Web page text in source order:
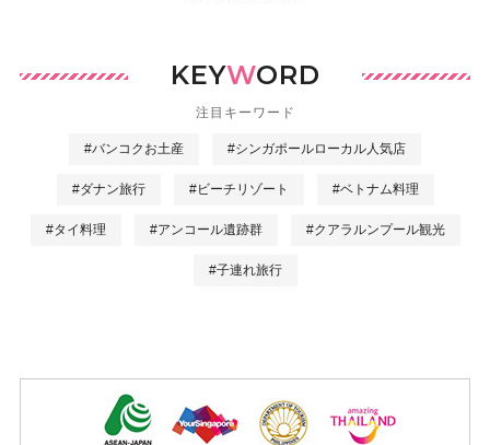
KEYWORD
注目キーワード
#バンコクお土産 #シンガポールローカル人気店
#ダナン旅行 #ビーチリゾート #ベトナム料理
#タイ料理 #アンコール遺跡群 #クアラルンプール観光
#子連れ旅行